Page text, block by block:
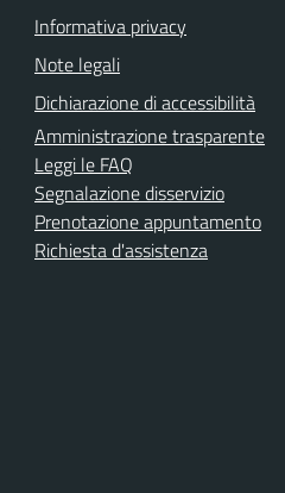
Informativa privacy
Note legali
Dichiarazione di accessibilità
Amministrazione trasparente
Leggi le FAQ
Segnalazione disservizio
Prenotazione appuntamento
Richiesta d'assistenza